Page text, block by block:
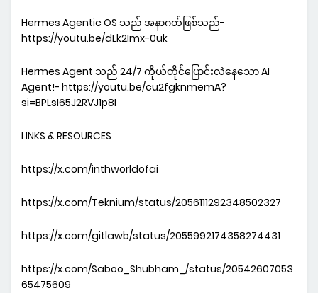
Hermes Agentic OS သည် အနာဂတ်ဖြစ်သည်-
https://youtu.be/dLk2Imx-0uk
Hermes Agent သည် 24/7 ကိုယ်တိုင်ပြောင်းလဲနေသော AI
Agent!- https://youtu.be/cu2fgknmemA?
si=BPLsI65J2RVJ1p8I
LINKS & RESOURCES
https://x.com/inthworldofai
https://x.com/Teknium/status/2056111292348502327
https://x.com/gitlawb/status/2055992174358274431
https://x.com/Saboo_Shubham_/status/20542607053
65475609